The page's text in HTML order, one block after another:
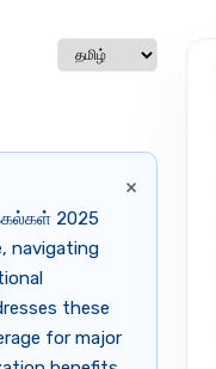
Select language
×
2025
navigating
these
for major